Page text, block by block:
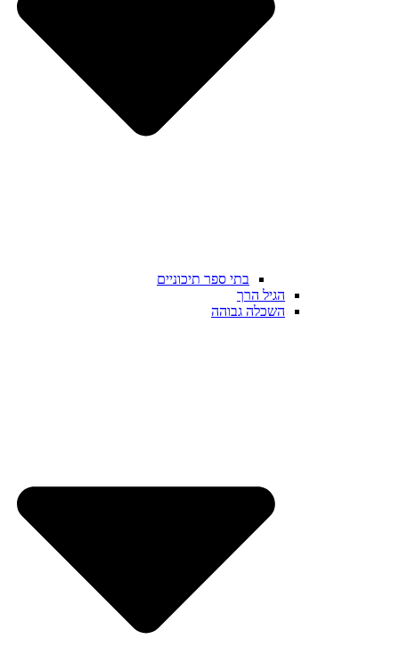
בתי ספר תיכוניים
הגיל הרך
השכלה גבוהה